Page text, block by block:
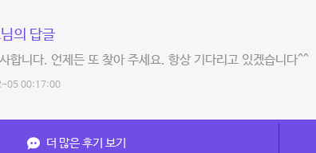
의 답글
합니다. 언제든 또 찾아 주세요. 항상 기다리고 있겠습니다^^
05 00:17:00
더 많은 후기 보기